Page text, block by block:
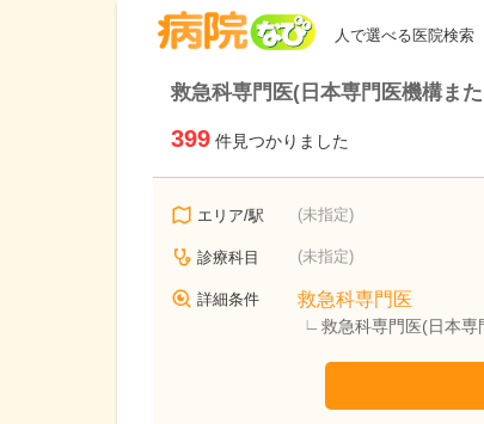
人で選べる医院検索
救急科専門医(日本専門医機構ま
399 件見つかりました
エリア/駅 (未指定)
診療科目 (未指定)
詳細条件 救急科専門医
救急科専門医(日本専